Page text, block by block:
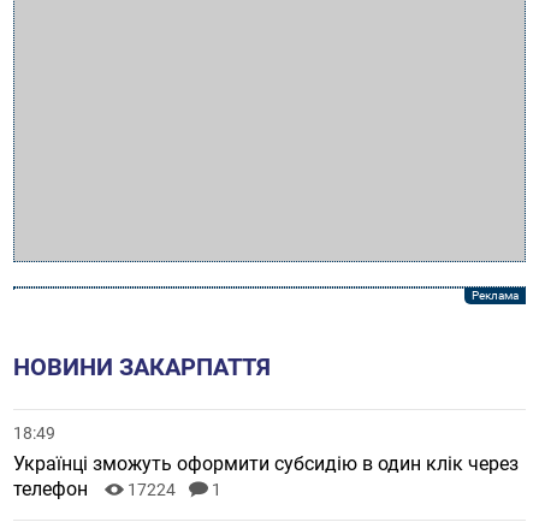
НОВИНИ ЗАКАРПАТТЯ
18:49
Українці зможуть оформити субсидію в один клік через
телефон
17224 1